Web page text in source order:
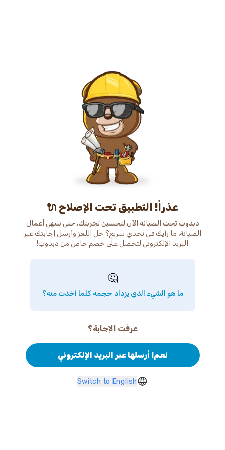
عذراً! التطبيق تحت الإصلاح 🔌
دبدوب تحت الصيانة الآن لتحسين تجربتك. حتى ننتهي أعمال
الصيانة، ما رأيك في تحدي سريع؟ حل اللغز وأرسل إجابتك عبر
البريد الإلكتروني لتحصل على خصم خاص من دبدوب!
🤔
ما هو الشيء الذي يزداد حجمه كلما أخذت منه؟
عرفت الإجابة؟
نعم! أرسلها عبر البريد الإلكتروني
Switch to English